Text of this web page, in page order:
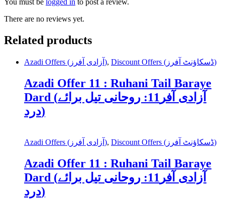
You must be logged in to post a review.
There are no reviews yet.
Related products
Azadi Offers (آزادی آفرز), Discount Offers (ڈسکاؤنٹ آفرز)
Azadi Offer 11 : Ruhani Tail Baraye
Dard (آزادی آفر11: روحانی تیل برائے
درد)
Azadi Offers (آزادی آفرز), Discount Offers (ڈسکاؤنٹ آفرز)
Azadi Offer 11 : Ruhani Tail Baraye
Dard (آزادی آفر11: روحانی تیل برائے
درد)